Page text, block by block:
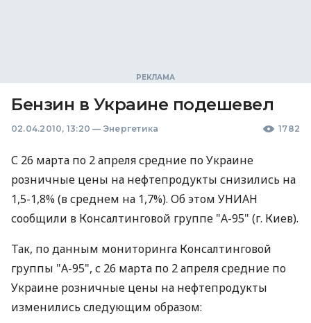
Бензин в Украине подешевел
02.04.2010, 13:20 — Энергетика 1782
С 26 марта по 2 апреля средние по Украине
розничные цены на нефтепродукты снизились на
1,5-1,8% (в среднем на 1,7%). Об этом УНИАН
сообщили в Консалтинговой группе "А-95" (г. Киев).
Так, по данным мониторинга Консалтинговой
группы "А-95", с 26 марта по 2 апреля средние по
Украине розничные цены на нефтепродукты
изменились следующим образом: